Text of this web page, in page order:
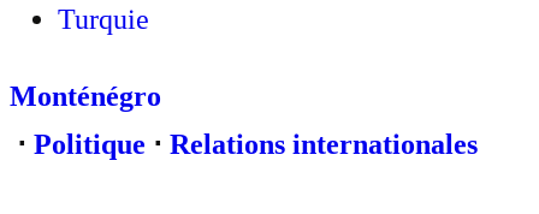
Turquie
Monténégro
⋅ Politique ⋅ Relations internationales